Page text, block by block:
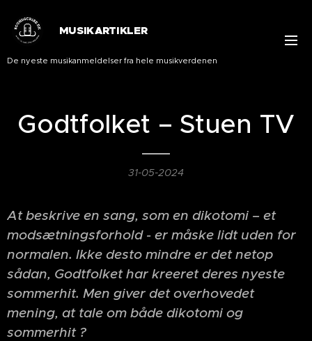
MUSIKARTIKLER
De nyeste musikanmeldelser fra hele musikverdenen
Godtfolket – Stuen TV
31-05-2024
At beskrive en sang, som en dikotomi – et
modsætningsforhold - er måske lidt uden for
normalen. Ikke desto mindre er det netop
sådan, Godtfolket har kreeret deres nyeste
sommerhit. Men giver det overhovedet
mening, at tale om både dikotomi og
sommerhit ?